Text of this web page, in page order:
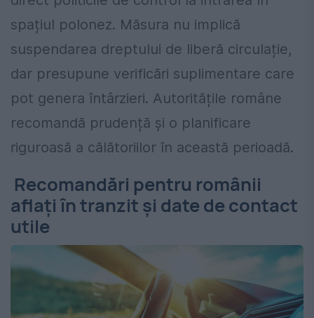
spațiul polonez. Măsura nu implică
suspendarea dreptului de liberă circulație,
dar presupune verificări suplimentare care
pot genera întârzieri. Autoritățile române
recomandă prudență și o planificare
riguroasă a călătoriilor în această perioadă.
Recomandări pentru românii
aflați în tranzit și date de contact
utile